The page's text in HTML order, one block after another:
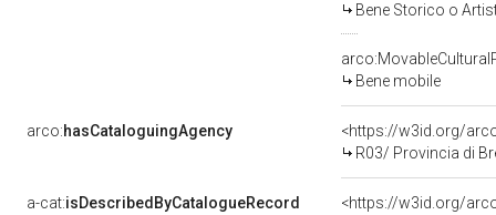
Bene Storico o
Bene mobile
arco:hasCataloguingAgency
<https://w3id.org/
R03/ Provincia di
a-cat:isDescribedByCatalogueRecord
<https://w3id.org/